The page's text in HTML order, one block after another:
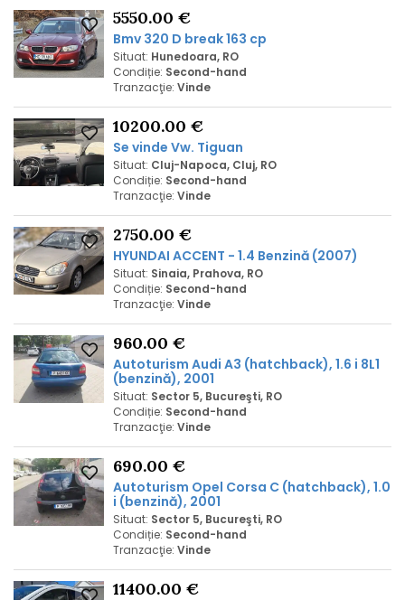
5550.00 €
Bmv 320 D break 163 cp
Situat: Hunedoara, RO
Condiție: Second-hand
Tranzacţie: Vinde
10200.00 €
Se vinde Vw. Tiguan
Situat: Cluj-Napoca, Cluj, RO
Condiție: Second-hand
Tranzacţie: Vinde
2750.00 €
HYUNDAI ACCENT - 1.4 Benzină (2007)
Situat: Sinaia, Prahova, RO
Condiție: Second-hand
Tranzacţie: Vinde
960.00 €
Autoturism Audi A3 (hatchback), 1.6 i 8L1
(benzină), 2001
Situat: Sector 5, Bucureşti, RO
Condiție: Second-hand
Tranzacţie: Vinde
690.00 €
Autoturism Opel Corsa C (hatchback), 1.0
i (benzină), 2001
Situat: Sector 5, Bucureşti, RO
Condiție: Second-hand
Tranzacţie: Vinde
11400.00 €